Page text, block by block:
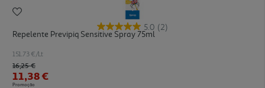
5.0 (2)
Repelente Previpiq Sensitive Spray 75ml
151.73 €/Lt
Price reduced from
16,25 €to
11,38 €
Promoção